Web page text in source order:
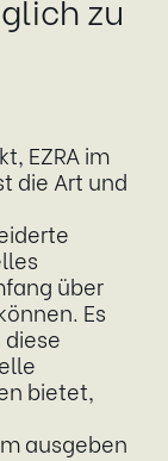
zu
EZRA im
die Art und
über
Es
bietet,
ausgeben